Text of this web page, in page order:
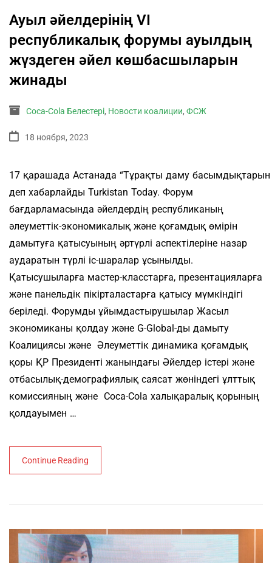
Ауыл әйелдерінің VI
республикалық форумы ауылдың
жүздеген әйел көшбасшыларын
жинады
Coca-Cola Белестері, Новости коалиции, ФСЖ
18 ноября, 2023
17 қарашада Астанада “Тұрақты даму басымдықтарын
деп хабарлайды Turkistan Today. Форум
бағдарламасында әйелдердің республиканың
әлеуметтік-экономикалық және қоғамдық өмірін
дамытуға қатысуының әртүрлі аспектілеріне назар
аударатын түрлі іс-шаралар ұсынылды.
Қатысушыларға мастер-класстарға, презентацияларға
және панельдік пікірталастарға қатысу мүмкіндігі
беріледі. Форумды ұйымдастырушылар Жасыл
экономиканы қолдау және G-Global-ды дамыту
Коалициясы және Әлеуметтік динамика қоғамдық
қоры ҚР Президенті жанындағы Әйелдер істері және
отбасылық-демографиялық саясат жөніндегі ұлттық
комиссияның және Coca-Cola халықаралық қорының
қолдауымен …
Continue Reading